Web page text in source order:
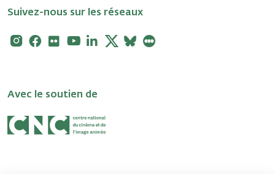
Suivez-nous sur les réseaux
Instagram
Facebook
FlickrYoutubeLinkedin
X Bluesky
Avec le soutien de